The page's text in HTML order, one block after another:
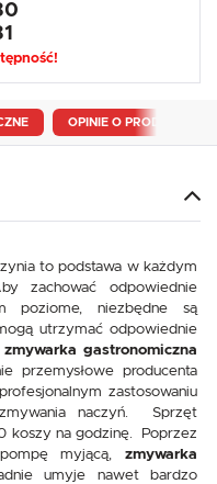
OPINIE O PRODUKCIE
to podstawa w każdym
zachować odpowiednie
poziome, niezbędne są
utrzymać odpowiednie
zmywarka gastronomiczna
przemysłowe producenta
zastosowaniu
naczyń. Sprzęt
koszy na godzinę. Poprzez
myjącą, zmywarka
umyje nawet bardzo